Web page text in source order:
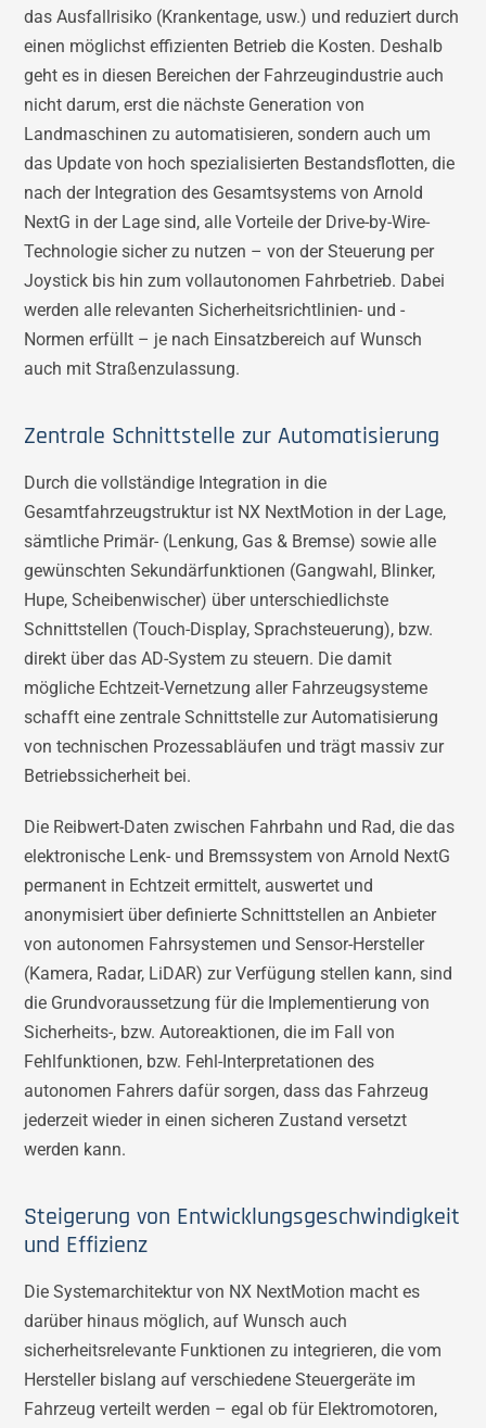
das Ausfallrisiko (Krankentage, usw.) und reduziert durch
einen möglichst effizienten Betrieb die Kosten. Deshalb
geht es in diesen Bereichen der Fahrzeugindustrie auch
nicht darum, erst die nächste Generation von
Landmaschinen zu automatisieren, sondern auch um
das Update von hoch spezialisierten Bestandsflotten, die
nach der Integration des Gesamtsystems von Arnold
NextG in der Lage sind, alle Vorteile der Drive-by-Wire-
Technologie sicher zu nutzen – von der Steuerung per
Joystick bis hin zum vollautonomen Fahrbetrieb. Dabei
werden alle relevanten Sicherheitsrichtlinien- und -
Normen erfüllt – je nach Einsatzbereich auf Wunsch
auch mit Straßenzulassung.
Zentrale Schnittstelle zur Automatisierung
Durch die vollständige Integration in die
Gesamtfahrzeugstruktur ist NX NextMotion in der Lage,
sämtliche Primär- (Lenkung, Gas & Bremse) sowie alle
gewünschten Sekundärfunktionen (Gangwahl, Blinker,
Hupe, Scheibenwischer) über unterschiedlichste
Schnittstellen (Touch-Display, Sprachsteuerung), bzw.
direkt über das AD-System zu steuern. Die damit
mögliche Echtzeit-Vernetzung aller Fahrzeugsysteme
schafft eine zentrale Schnittstelle zur Automatisierung
von technischen Prozessabläufen und trägt massiv zur
Betriebssicherheit bei.
Die Reibwert-Daten zwischen Fahrbahn und Rad, die das
elektronische Lenk- und Bremssystem von Arnold NextG
permanent in Echtzeit ermittelt, auswertet und
anonymisiert über definierte Schnittstellen an Anbieter
von autonomen Fahrsystemen und Sensor-Hersteller
(Kamera, Radar, LiDAR) zur Verfügung stellen kann, sind
die Grundvoraussetzung für die Implementierung von
Sicherheits-, bzw. Autoreaktionen, die im Fall von
Fehlfunktionen, bzw. Fehl-Interpretationen des
autonomen Fahrers dafür sorgen, dass das Fahrzeug
jederzeit wieder in einen sicheren Zustand versetzt
werden kann.
Steigerung von Entwicklungsgeschwindigkeit
und Effizienz
Die Systemarchitektur von NX NextMotion macht es
darüber hinaus möglich, auf Wunsch auch
sicherheitsrelevante Funktionen zu integrieren, die vom
Hersteller bislang auf verschiedene Steuergeräte im
Fahrzeug verteilt werden – egal ob für Elektromotoren,